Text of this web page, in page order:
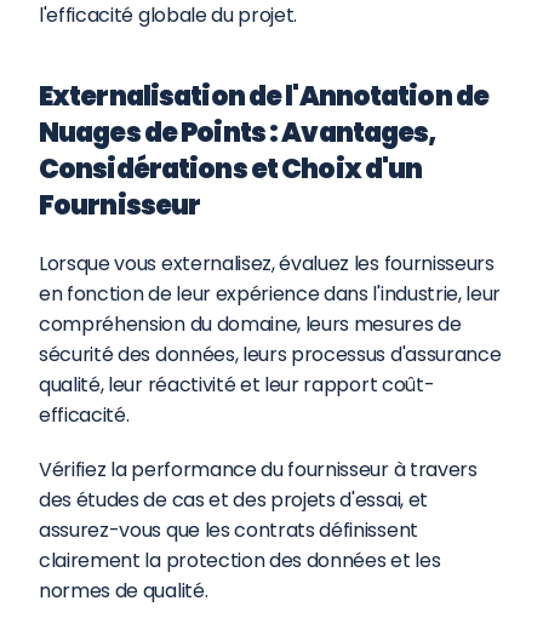
l'efficacité globale du projet.
Externalisation de l'Annotation de
Nuages de Points : Avantages,
Considérations et Choix d'un
Fournisseur
Lorsque vous externalisez, évaluez les fournisseurs
en fonction de leur expérience dans l'industrie, leur
compréhension du domaine, leurs mesures de
sécurité des données, leurs processus d'assurance
qualité, leur réactivité et leur rapport coût-
efficacité.
Vérifiez la performance du fournisseur à travers
des études de cas et des projets d'essai, et
assurez-vous que les contrats définissent
clairement la protection des données et les
normes de qualité.